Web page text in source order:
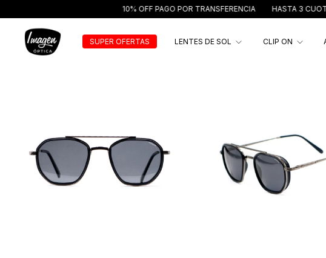
10% OFF PAGO POR TRANSFERENCIA HASTA 3 CUOTAS SIN
SUPER OFERTAS LENTES DE SOL CLIP ON